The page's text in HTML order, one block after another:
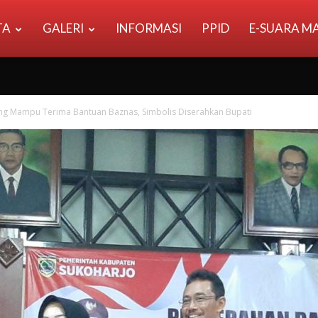
GALERI INFORMASI PPID E-SUARA
Mampu Terima Bantuan Baznas, Simbolis Diserahkan Bupati